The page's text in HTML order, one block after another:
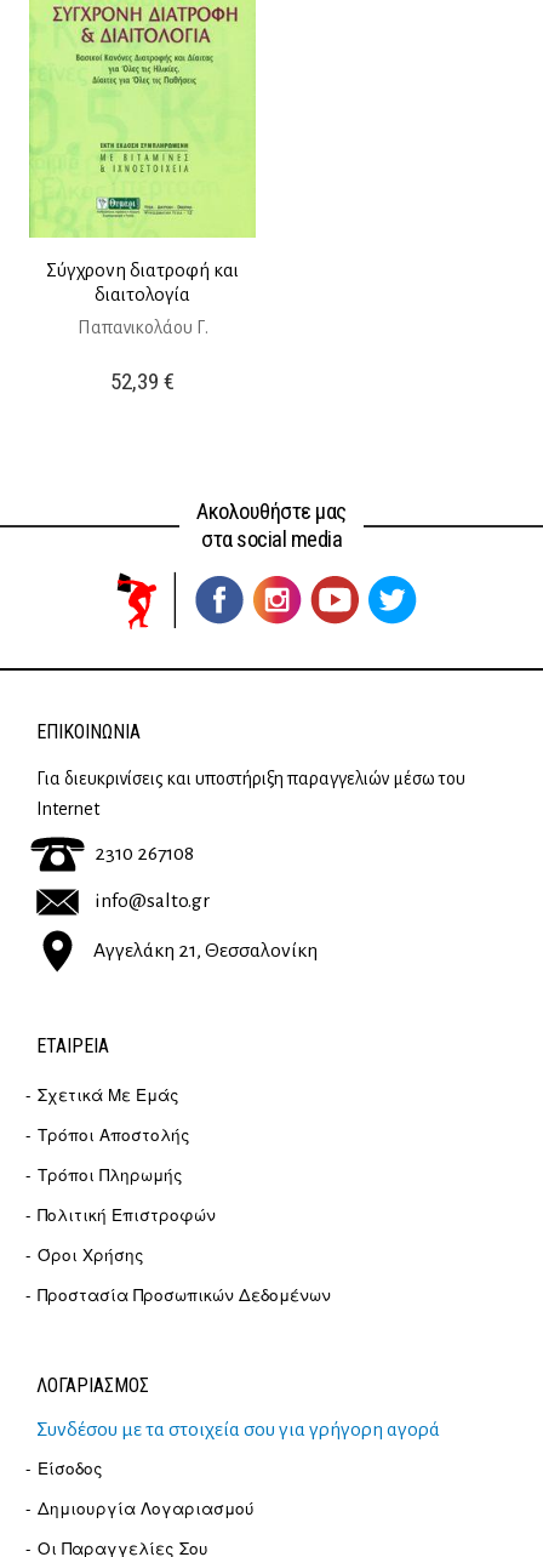
Σύγχρονη διατροφή και
διαιτολογία
Παπανικολάου Γ.
52,39€
Ακολουθήστε μας
στα social media
ΕΠΙΚΟΙΝΩΝΊΑ
Για διευκρινίσεις και υποστήριξη παραγγελιών μέσω του
Internet
2310 267108
info@salto.gr
Αγγελάκη 21, Θεσσαλονίκη
ΕΤΑΙΡΕΊΑ
Σχετικά Με Εμάς
Τρόποι Αποστολής
Τρόποι Πληρωμής
Πολιτική Επιστροφών
Όροι Χρήσης
Προστασία Προσωπικών Δεδομένων
ΛΟΓΑΡΙΑΣΜΟΣ
Συνδέσου με τα στοιχεία σου για γρήγορη αγορά
Είσοδος
Δημιουργία Λογαριασμού
Οι Παραγγελίες Σου